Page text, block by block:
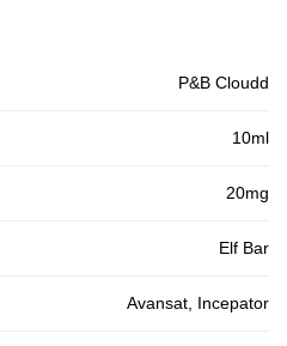
P&B Cloudd
10ml
20mg
Elf Bar
Avansat, Incepator